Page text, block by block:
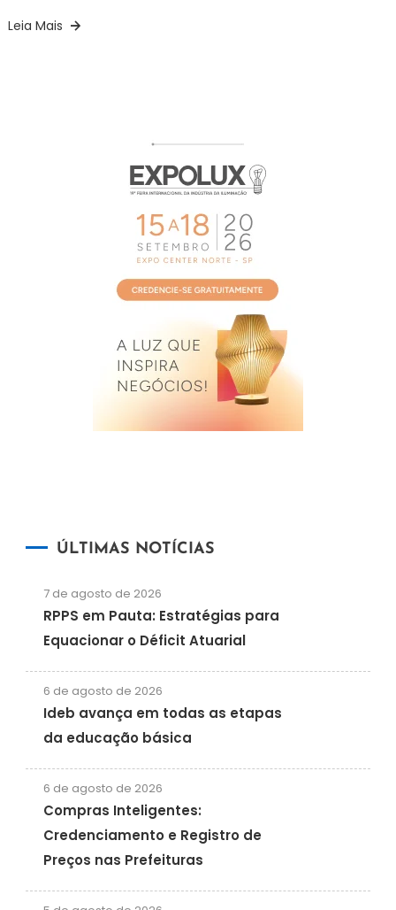
Leia Mais
ÚLTIMAS NOTÍCIAS
7 de agosto de 2026
RPPS em Pauta: Estratégias para
Equacionar o Déficit Atuarial
6 de agosto de 2026
Ideb avança em todas as etapas
da educação básica
6 de agosto de 2026
Compras Inteligentes:
Credenciamento e Registro de
Preços nas Prefeituras